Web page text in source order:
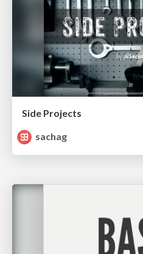
Side Projects
sachag